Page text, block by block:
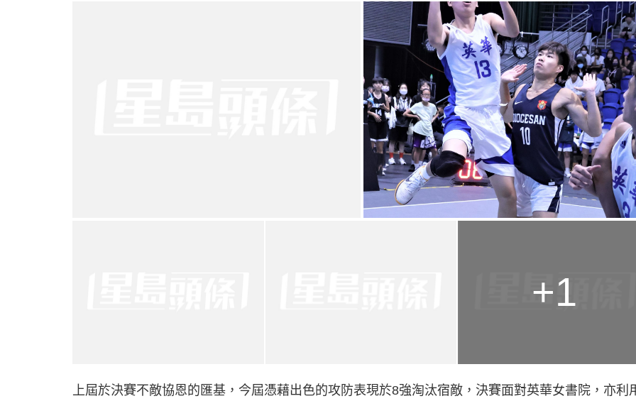
+1
上屆於決賽不敵協恩的匯基，今屆憑藉出色的攻防表現於8強淘汰宿敵，決賽面對英華女書院，亦利